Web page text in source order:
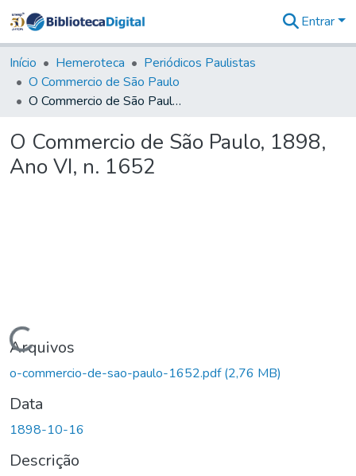
&
Coleções
Tudo na
Biblioteca
Estatísticas
Entrar
Início Hemeroteca
Periódicos Paulistas
O Commercio de São Paulo
O Commercio de São Paulo, 1898, Ano VI, n. 1652
O Commercio de São Paulo, 1898,
Ano VI, n. 1652
Carregando...
Arquivos
o-commercio-de-sao-paulo-1652.pdf(2,76 MB)
Data
1898-10-16
Descrição